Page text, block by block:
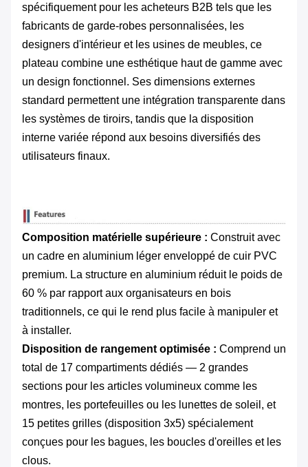
spécifiquement pour les acheteurs B2B tels que les
fabricants de garde-robes personnalisées, les
designers d'intérieur et les usines de meubles, ce
plateau combine une esthétique haut de gamme avec
un design fonctionnel. Ses dimensions externes
standard permettent une intégration transparente dans
les systèmes de tiroirs, tandis que la disposition
interne variée répond aux besoins diversifiés des
utilisateurs finaux.
Composition matérielle supérieure : ​ Construit avec
un cadre en aluminium léger enveloppé de cuir PVC
premium. La structure en aluminium réduit le poids de
60 % par rapport aux organisateurs en bois
traditionnels, ce qui le rend plus facile à manipuler et
à installer.
Disposition de rangement optimisée : ​ Comprend un
total de 17 compartiments dédiés — 2 grandes
sections pour les articles volumineux comme les
montres, les portefeuilles ou les lunettes de soleil, et
15 petites grilles (disposition 3x5) spécialement
conçues pour les bagues, les boucles d'oreilles et les
clous.